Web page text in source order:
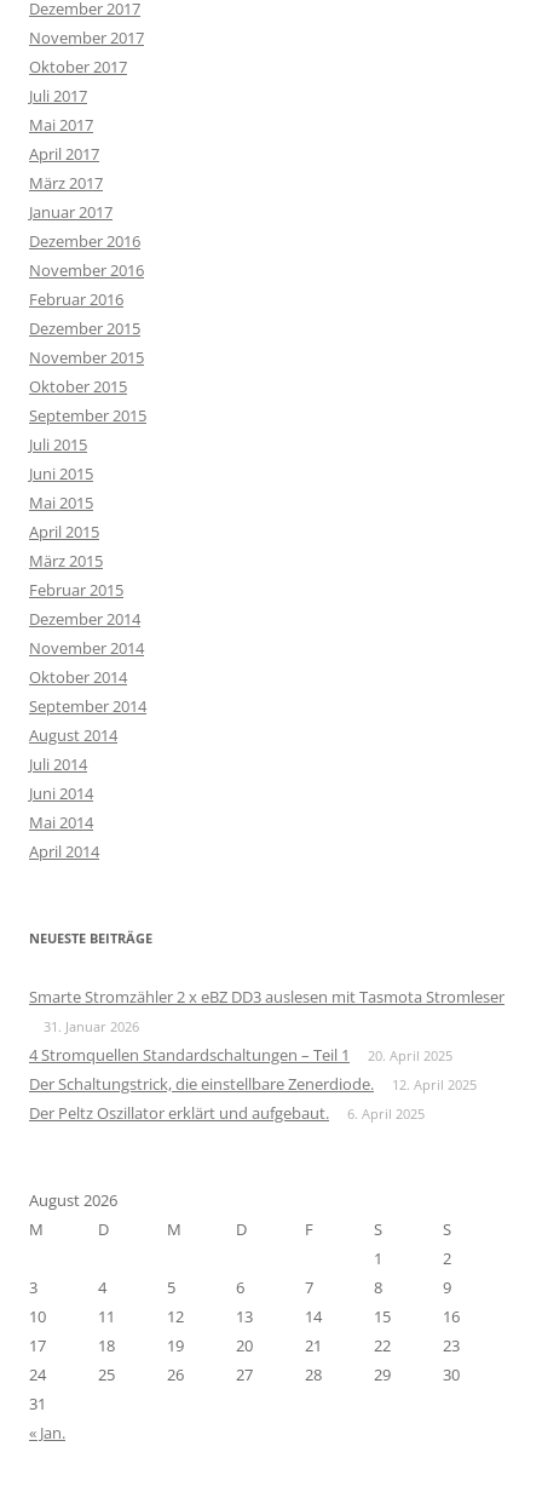
Dezember 2017
November 2017
Oktober 2017
Juli 2017
Mai 2017
April 2017
März 2017
Januar 2017
Dezember 2016
November 2016
Februar 2016
Dezember 2015
November 2015
Oktober 2015
September 2015
Juli 2015
Juni 2015
Mai 2015
April 2015
März 2015
Februar 2015
Dezember 2014
November 2014
Oktober 2014
September 2014
August 2014
Juli 2014
Juni 2014
Mai 2014
April 2014
NEUESTE BEITRÄGE
Smarte Stromzähler 2 x eBZ DD3 auslesen mit Tasmota Stromleser
31. Januar 2026
4 Stromquellen Standardschaltungen – Teil 1 20. April 2025
Der Schaltungstrick, die einstellbare Zenerdiode. 12. April 2025
Der Peltz Oszillator erklärt und aufgebaut. 6. April 2025
August 2026
M
D M D F S
S
1
2
3
4 5 6 7 8
9
10
11 12 13 14 15
16
17
18 19 20 21 22
23
24
25 26 27 28 29
30
31
« Jan.